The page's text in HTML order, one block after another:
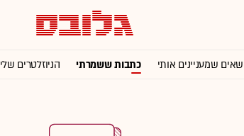
שמעניינים אותי כתבות ששמרתי הניוזלטרים שלי